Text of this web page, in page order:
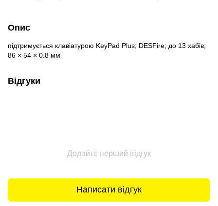
Опис
підтримується клавіатурою KeyPad Plus; DESFire; до 13 хабів;
86 × 54 × 0.8 мм
Відгуки
Додайте перший відгук
Написати відгук